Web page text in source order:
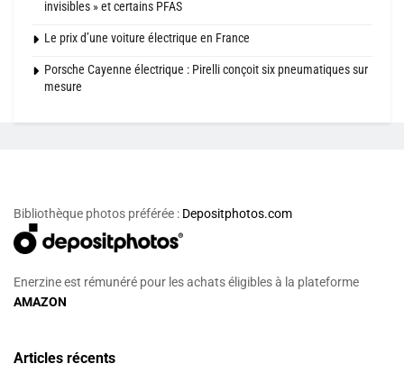
invisibles » et certains PFAS
Le prix d’une voiture électrique en France
Porsche Cayenne électrique : Pirelli conçoit six pneumatiques sur
mesure
Bibliothèque photos préférée : Depositphotos.com
Enerzine est rémunéré pour les achats éligibles à la plateforme
AMAZON
Articles récents